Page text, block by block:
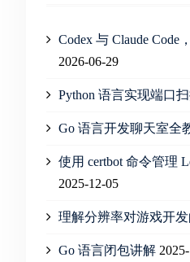
Codex 与 Claude
2026-06-29
Python 语言实现端口
Go 语言开发聊天室全
使用 certbot 命令管理
2025-12-05
理解分辨率对游戏开
Go 语言闭包讲解